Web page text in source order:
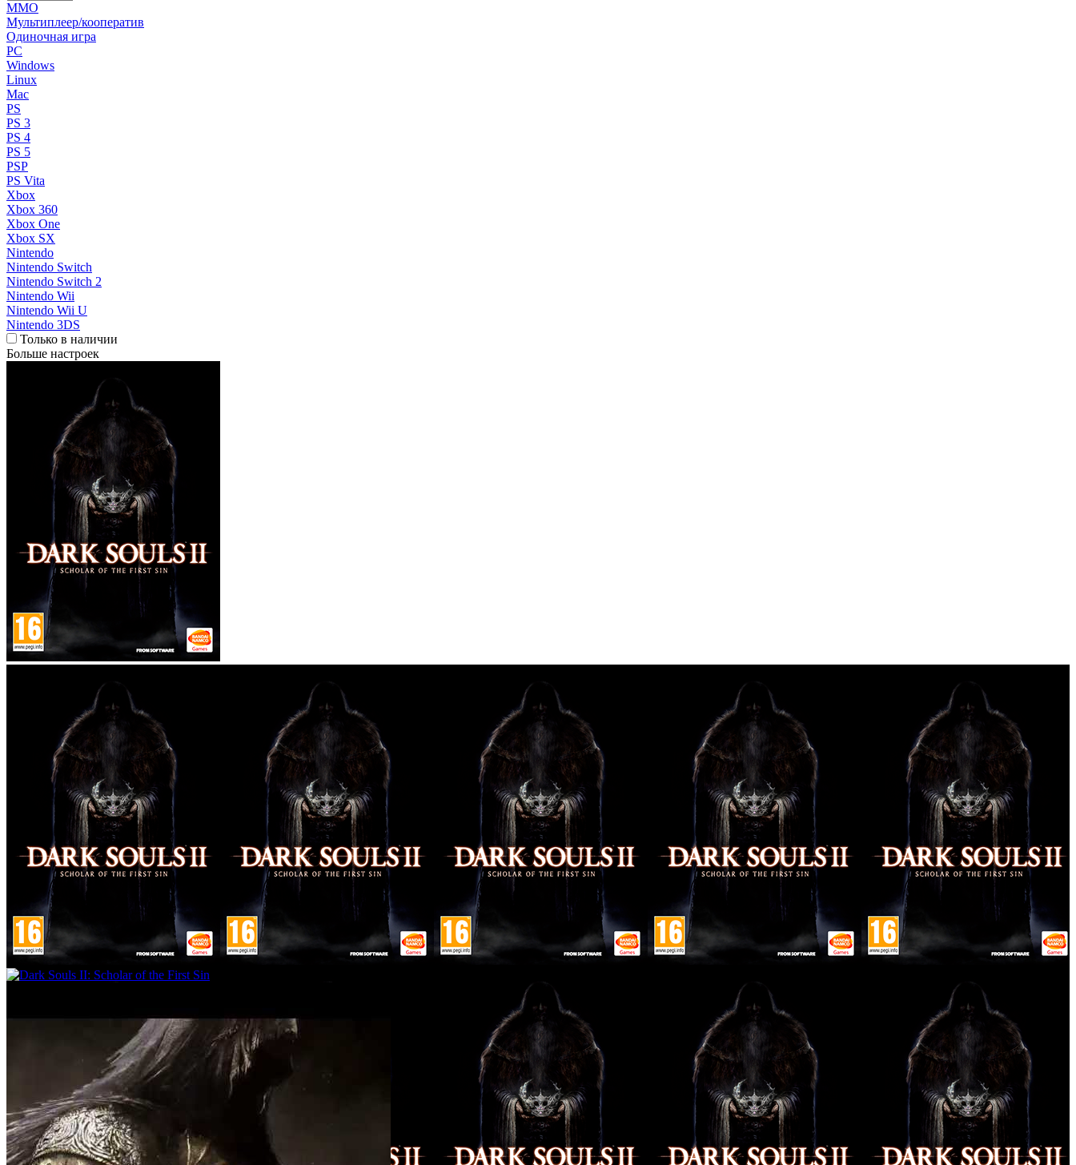
MMO
Мультиплеер/кооператив
Одиночная игра
PC
Windows
Linux
Mac
PS
PS 3
PS 4
PS 5
PSP
PS Vita
Xbox
Xbox 360
Xbox One
Xbox SX
Nintendo
Nintendo Switch
Nintendo Switch 2
Nintendo Wii
Nintendo Wii U
Nintendo 3DS
Только в наличии
Больше настроек